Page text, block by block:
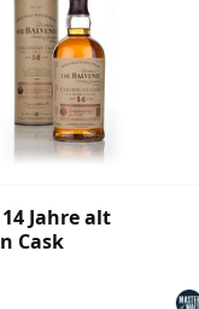
Jahre alt
Cask